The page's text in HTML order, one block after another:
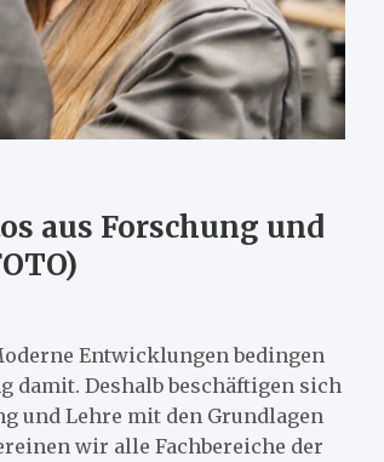
aus Forschung und
Entwicklungen bedingen
damit. Deshalb beschäftigen sich
und Lehre mit den Grundlagen
wir alle Fachbereiche der